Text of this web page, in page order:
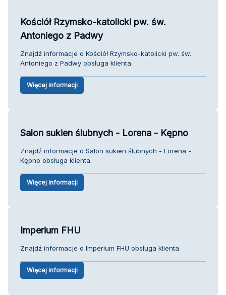
Kościół Rzymsko-katolicki pw. św.
Antoniego z Padwy
Znajdź informacje o Kościół Rzymsko-katolicki pw. św.
Antoniego z Padwy obsługa klienta.
Więcej informacji
Salon sukien ślubnych - Lorena - Kępno
Znajdź informacje o Salon sukien ślubnych - Lorena -
Kępno obsługa klienta.
Więcej informacji
Imperium FHU
Znajdź informacje o Imperium FHU obsługa klienta.
Więcej informacji